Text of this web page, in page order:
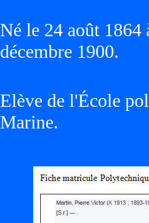
Né le 24 août
décembre 1900.
Elève de l'École
Marine.